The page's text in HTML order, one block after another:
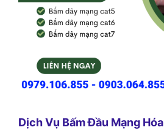
Dịch Vụ Bấm Đầu Mạng